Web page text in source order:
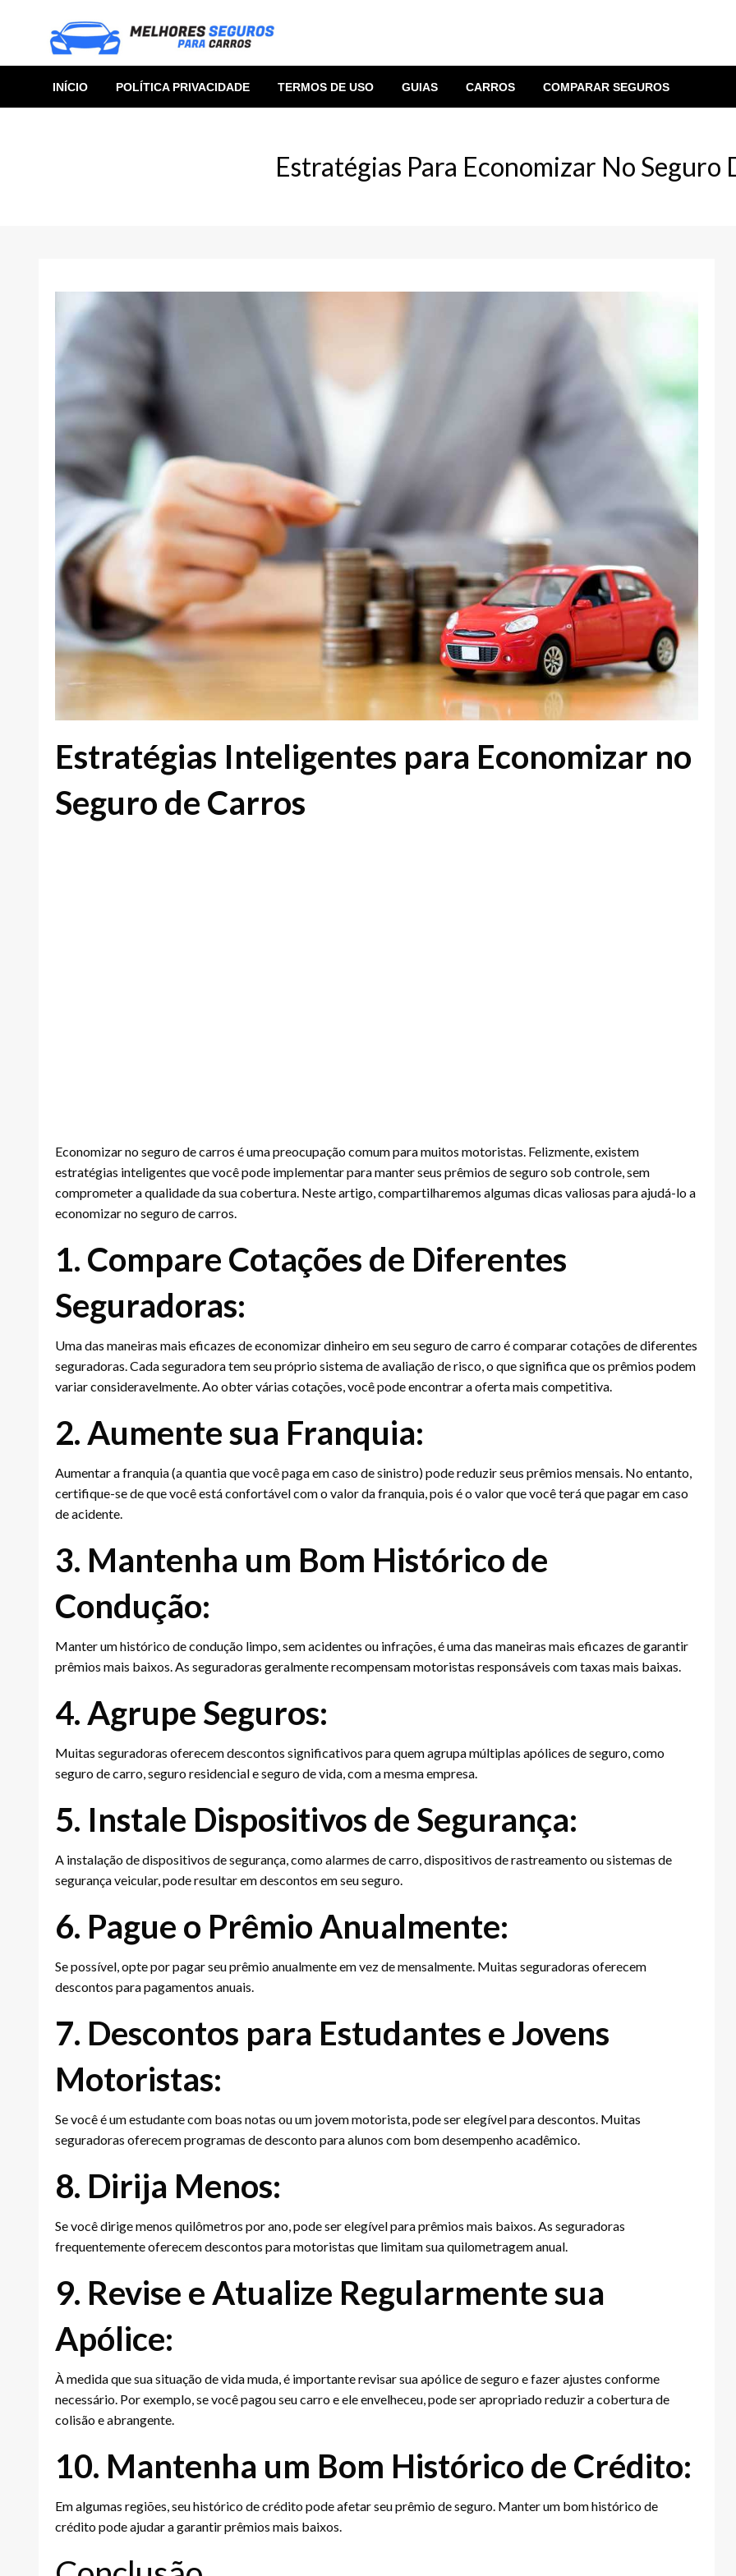
INÍCIO POLÍTICA PRIVACIDADE TERMOS DE USO GUIAS CARROS COMPARAR SEGUROS
Estratégias Para Economizar No Seguro
Estratégias Inteligentes para Economizar no
Seguro de Carros
Economizar no seguro de carros é uma preocupação comum para muitos motoristas. Felizmente, existem
estratégias inteligentes que você pode implementar para manter seus prêmios de seguro sob controle, sem
comprometer a qualidade da sua cobertura. Neste artigo, compartilharemos algumas dicas valiosas para ajudá-lo a
economizar no seguro de carros.
1. Compare Cotações de Diferentes
Seguradoras:
Uma das maneiras mais eficazes de economizar dinheiro em seu seguro de carro é comparar cotações de diferentes
seguradoras. Cada seguradora tem seu próprio sistema de avaliação de risco, o que significa que os prêmios podem
variar consideravelmente. Ao obter várias cotações, você pode encontrar a oferta mais competitiva.
2. Aumente sua Franquia:
Aumentar a franquia (a quantia que você paga em caso de sinistro) pode reduzir seus prêmios mensais. No entanto,
certifique-se de que você está confortável com o valor da franquia, pois é o valor que você terá que pagar em caso
de acidente.
3. Mantenha um Bom Histórico de
Condução:
Manter um histórico de condução limpo, sem acidentes ou infrações, é uma das maneiras mais eficazes de garantir
prêmios mais baixos. As seguradoras geralmente recompensam motoristas responsáveis com taxas mais baixas.
4. Agrupe Seguros:
Muitas seguradoras oferecem descontos significativos para quem agrupa múltiplas apólices de seguro, como
seguro de carro, seguro residencial e seguro de vida, com a mesma empresa.
5. Instale Dispositivos de Segurança:
A instalação de dispositivos de segurança, como alarmes de carro, dispositivos de rastreamento ou sistemas de
segurança veicular, pode resultar em descontos em seu seguro.
6. Pague o Prêmio Anualmente:
Se possível, opte por pagar seu prêmio anualmente em vez de mensalmente. Muitas seguradoras oferecem
descontos para pagamentos anuais.
7. Descontos para Estudantes e Jovens
Motoristas:
Se você é um estudante com boas notas ou um jovem motorista, pode ser elegível para descontos. Muitas
seguradoras oferecem programas de desconto para alunos com bom desempenho acadêmico.
8. Dirija Menos:
Se você dirige menos quilômetros por ano, pode ser elegível para prêmios mais baixos. As seguradoras
frequentemente oferecem descontos para motoristas que limitam sua quilometragem anual.
9. Revise e Atualize Regularmente sua
Apólice:
À medida que sua situação de vida muda, é importante revisar sua apólice de seguro e fazer ajustes conforme
necessário. Por exemplo, se você pagou seu carro e ele envelheceu, pode ser apropriado reduzir a cobertura de
colisão e abrangente.
10. Mantenha um Bom Histórico de Crédito:
Em algumas regiões, seu histórico de crédito pode afetar seu prêmio de seguro. Manter um bom histórico de
crédito pode ajudar a garantir prêmios mais baixos.